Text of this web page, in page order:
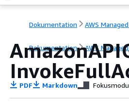
Dokumentation AWS
Dokumentation AWS
PDF Markdown